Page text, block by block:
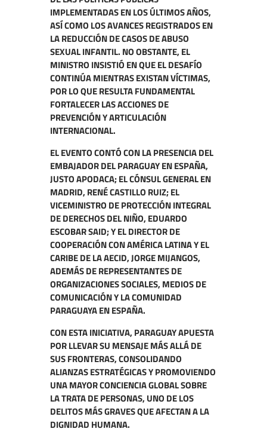
IMPLEMENTADAS EN LOS ÚLTIMOS AÑOS,
ASÍ COMO LOS AVANCES REGISTRADOS EN
LA REDUCCIÓN DE CASOS DE ABUSO
SEXUAL INFANTIL. NO OBSTANTE, EL
MINISTRO INSISTIÓ EN QUE EL DESAFÍO
CONTINÚA MIENTRAS EXISTAN VÍCTIMAS,
POR LO QUE RESULTA FUNDAMENTAL
FORTALECER LAS ACCIONES DE
PREVENCIÓN Y ARTICULACIÓN
INTERNACIONAL.
EL EVENTO CONTÓ CON LA PRESENCIA DEL
EMBAJADOR DEL PARAGUAY EN ESPAÑA,
JUSTO APODACA; EL CÓNSUL GENERAL EN
MADRID, RENÉ CASTILLO RUIZ; EL
VICEMINISTRO DE PROTECCIÓN INTEGRAL
DE DERECHOS DEL NIÑO, EDUARDO
ESCOBAR SAID; Y EL DIRECTOR DE
COOPERACIÓN CON AMÉRICA LATINA Y EL
CARIBE DE LA AECID, JORGE MIJANGOS,
ADEMÁS DE REPRESENTANTES DE
ORGANIZACIONES SOCIALES, MEDIOS DE
COMUNICACIÓN Y LA COMUNIDAD
PARAGUAYA EN ESPAÑA.
CON ESTA INICIATIVA, PARAGUAY APUESTA
POR LLEVAR SU MENSAJE MÁS ALLÁ DE
SUS FRONTERAS, CONSOLIDANDO
ALIANZAS ESTRATÉGICAS Y PROMOVIENDO
UNA MAYOR CONCIENCIA GLOBAL SOBRE
LA TRATA DE PERSONAS, UNO DE LOS
DELITOS MÁS GRAVES QUE AFECTAN A LA
DIGNIDAD HUMANA.